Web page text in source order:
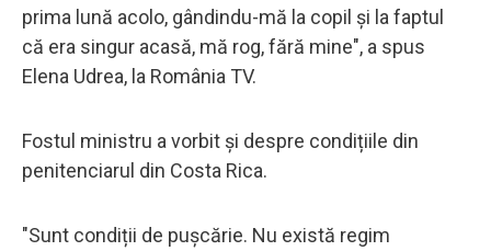
prima lună acolo, gândindu-mă la copil și la faptul
că era singur acasă, mă rog, fără mine", a spus
Elena Udrea, la România TV.
Fostul ministru a vorbit și despre condițiile din
penitenciarul din Costa Rica.
"Sunt condiții de pușcărie. Nu există regim